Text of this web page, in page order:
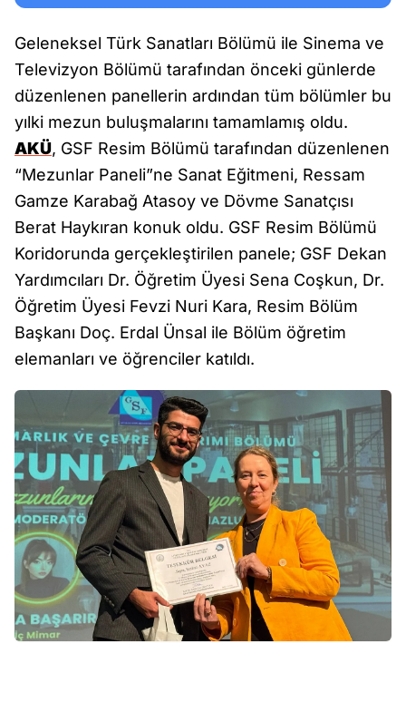
Geleneksel Türk Sanatları Bölümü ile Sinema ve
Televizyon Bölümü tarafından önceki günlerde
düzenlenen panellerin ardından tüm bölümler bu
yılki mezun buluşmalarını tamamlamış oldu.
AKÜ, GSF Resim Bölümü tarafından düzenlenen
“Mezunlar Paneli”ne Sanat Eğitmeni, Ressam
Gamze Karabağ Atasoy ve Dövme Sanatçısı
Berat Haykıran konuk oldu. GSF Resim Bölümü
Koridorunda gerçekleştirilen panele; GSF Dekan
Yardımcıları Dr. Öğretim Üyesi Sena Coşkun, Dr.
Öğretim Üyesi Fevzi Nuri Kara, Resim Bölüm
Başkanı Doç. Erdal Ünsal ile Bölüm öğretim
elemanları ve öğrenciler katıldı.